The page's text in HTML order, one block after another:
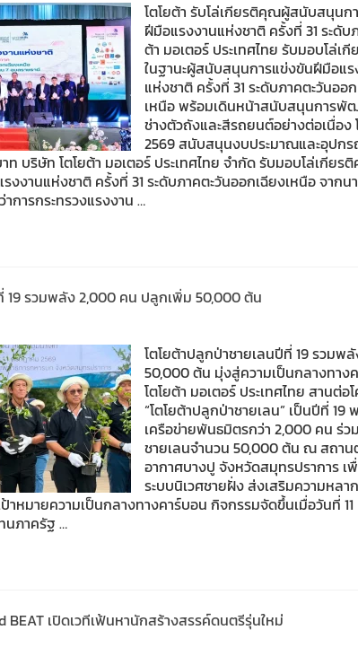
โตโยต้า รับโล่เกียรติคุณผู้สนับสนุนก
ฝีมือแรงงานแห่งชาติ ครั้งที่ 31 ระดับ
ต้า มอเตอร์ ประเทศไทย รับมอบโล่เ
ในฐานะผู้สนับสนุนการแข่งขันฝีมือแร
แห่งชาติ ครั้งที่ 31 ระดับภาคตะวันออ
เหนือ พร้อมเดินหน้าสนับสนุนการพั
ช่างตัวถังและสีรถยนต์อย่างต่อเนื่อง
2569 สนับสนุนงบประมาณและอุปก
บริษัท โตโยต้า มอเตอร์ ประเทศไทย จำกัด รับมอบโล่เกียร
งานแห่งชาติ ครั้งที่ 31 ระดับภาคตะวันออกเฉียงเหนือ จากน
ารกระทรวงแรงงาน …
19 รวมพลัง 2,000 คน ปลูกเพิ่ม 50,000 ต้น
โตโยต้าปลูกป่าชายเลนปีที่ 19 รวมพ
50,000 ต้น มุ่งสู่ความเป็นกลางทาง
โตโยต้า มอเตอร์ ประเทศไทย สานต่อ
“โตโยต้าปลูกป่าชายเลน” เป็นปีที่ 19
เครือข่ายพันธมิตรกว่า 2,000 คน ร่ว
ชายเลนจำนวน 50,000 ต้น ณ สถาน
อากาศบางปู จังหวัดสมุทรปราการ
ระบบนิเวศชายฝั่ง ส่งเสริมความหลา
หมายความเป็นกลางทางคาร์บอน กิจกรรมจัดขึ้นเมื่อวันที่ 11
นภาครัฐ …
BEAT เปิดเวทีเฟ้นหานักสร้างสรรค์ดนตรีรุ่นใหม่